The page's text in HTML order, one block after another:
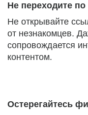
Не переходите
Не открывайте
от незнакомцев.
сопровождается
контентом.
Остерегайтесь